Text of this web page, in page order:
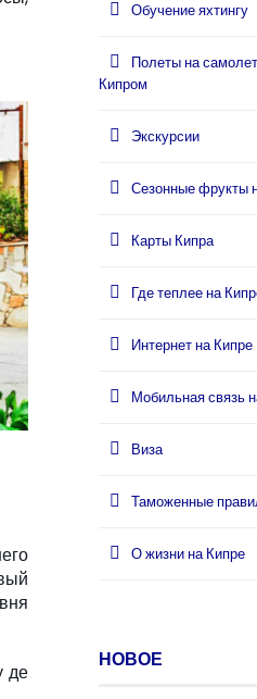
де
Обучение яхтингу
Полеты на
Кипром
Экскурсии
Сезонные фрукты
Карты Кипра
Где теплее на
Интернет на Кипре
Мобильная связь
Виза
Таможенные
О жизни на Кипре
НОВОЕ